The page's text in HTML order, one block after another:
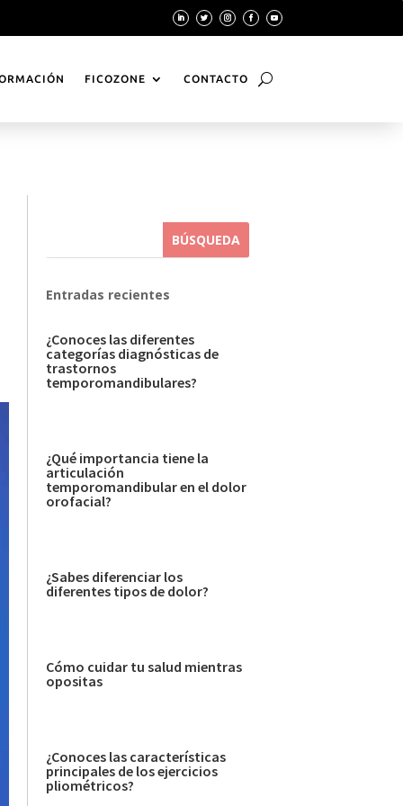
FICOZONE CONTACTO
Entradas recientes
¿Conoces las diferentes
categorías diagnósticas de
trastornos
temporomandibulares?
¿Qué importancia tiene la
articulación
temporomandibular en el dolor
orofacial?
¿Sabes diferenciar los
diferentes tipos de dolor?
Cómo cuidar tu salud mientras
opositas
¿Conoces las características
principales de los ejercicios
pliométricos?